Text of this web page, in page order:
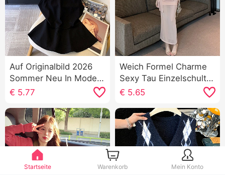
Auf Originalbild 2026
Sommer Neu In Mode
Kontrastfarbe Klein
Swingen Kragen Weste
Frauen
€ 5.77
Weich Formel Charme
Sexy Tau Einzelschulter
Netzstoff Maxikleid
Automodell Arbeits
kleidung Fransen
Schöne Schlank Kleid
€ 5.65
Startseite Warenkorb Mein Konto